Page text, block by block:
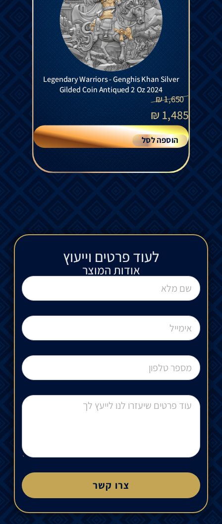
Legendary Warriors - Genghis Khan Silver
Gilded Coin Antiqued 2 Oz 2024
1,650
₪
1,485
₪
הוספה לסל
לעוד פרטים וייעוץ​
אודות המוצר
צרו קשר